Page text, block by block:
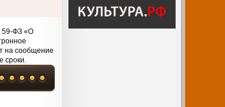
59-ФЗ «О
на сообщение
сроки.